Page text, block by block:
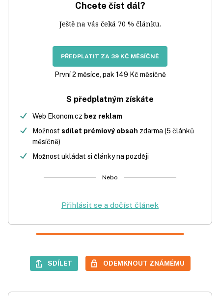
Chcete číst dál?
Ještě na vás čeká 70 % článku.
PŘEDPLATIT ZA 39 KČ MĚSÍČNĚ
První 2 měsíce, pak 149 Kč měsíčně
S předplatným získáte
Web Ekonom.cz bez reklam
Možnost sdílet prémiový obsah zdarma (5 článků
měsíčně)
Možnost ukládat si články na později
Nebo
Přihlásit se a dočíst článek
SDÍLET ODEMKNOUT ZNÁMÉMU